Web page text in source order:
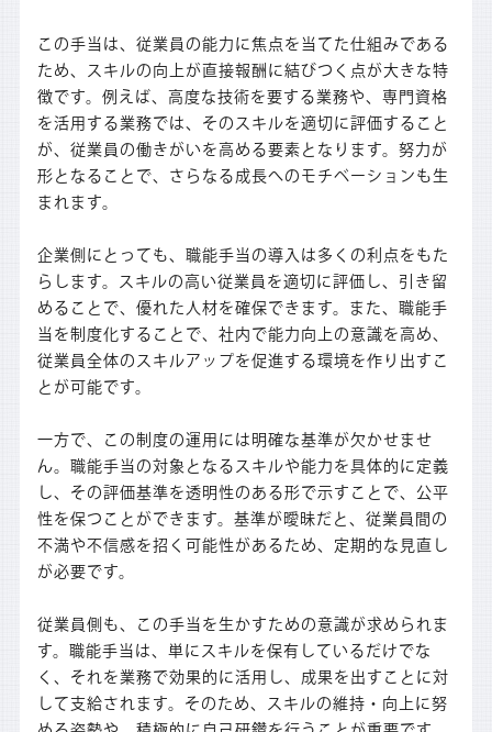
この手当は、従業員の能力に焦点を当てた仕組みである
ため、スキルの向上が直接報酬に結びつく点が大きな特
徴です。例えば、高度な技術を要する業務や、専門資格
を活用する業務では、そのスキルを適切に評価すること
が、従業員の働きがいを高める要素となります。努力が
形となることで、さらなる成長へのモチベーションも生
まれます。
企業側にとっても、職能手当の導入は多くの利点をもた
らします。スキルの高い従業員を適切に評価し、引き留
めることで、優れた人材を確保できます。また、職能手
当を制度化することで、社内で能力向上の意識を高め、
従業員全体のスキルアップを促進する環境を作り出すこ
とが可能です。
一方で、この制度の運用には明確な基準が欠かせませ
ん。職能手当の対象となるスキルや能力を具体的に定義
し、その評価基準を透明性のある形で示すことで、公平
性を保つことができます。基準が曖昧だと、従業員間の
不満や不信感を招く可能性があるため、定期的な見直し
が必要です。
従業員側も、この手当を生かすための意識が求められま
す。職能手当は、単にスキルを保有しているだけでな
く、それを業務で効果的に活用し、成果を出すことに対
して支給されます。そのため、スキルの維持・向上に努